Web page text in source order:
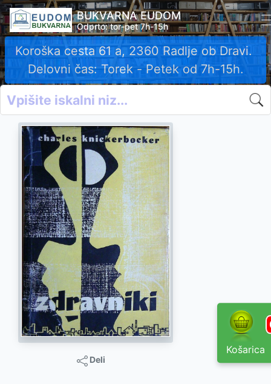
BUKVARNA EUDOM
Odprto: tor-pet 7h-15h
Koroška cesta 61 a, 2360 Radlje ob Dravi.
Delovni čas: Torek - Petek od 7h-15h.
Košarica
Deli